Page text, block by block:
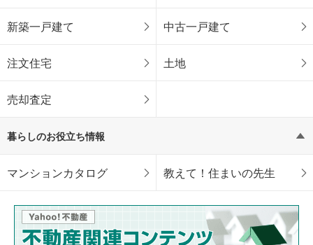
新築一戸建て 中古一戸建て
注文住宅 土地
売却査定
暮らしのお役立ち情報
マンションカタログ 教えて！住まいの先生